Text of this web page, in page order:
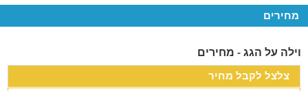
המתחם החיצוני
נוף פונה לכנרת לארבל ולהרי הגולן
שולחן אוכל גדול עם כיסאות ועמדת מנגל
בריכה מחוממת עם פינות ישיבה נוחות
מחירים
וילה על הגג - מחירים
צלצל לקבל מחיר